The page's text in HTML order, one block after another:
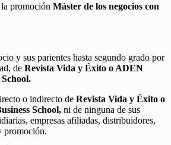
promoción Máster de los negocios con
y sus parientes hasta segundo grado por
de Revista Vida y Éxito o ADEN
o indirecto de Revista Vida y Éxito o
School, ni de ninguna de sus
empresas afiliadas, distribuidores,
promoción.